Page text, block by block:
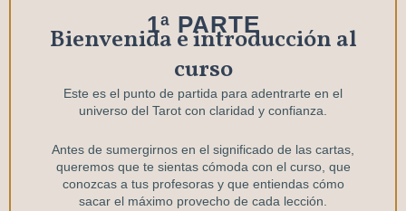
1ª PARTE
Bienvenida e introducción al
curso
Este es el punto de partida para adentrarte en el
universo del Tarot con claridad y confianza.
Antes de sumergirnos en el significado de las cartas,
queremos que te sientas cómoda con el curso, que
conozcas a tus profesoras y que entiendas cómo
sacar el máximo provecho de cada lección.